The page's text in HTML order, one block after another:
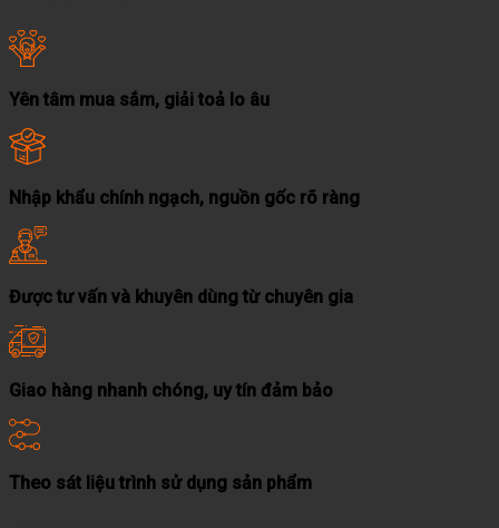
Yên tâm mua sắm, giải toả lo âu
Nhập khẩu chính ngạch, nguồn gốc rõ ràng
Được tư vấn và khuyên dùng từ chuyên gia
Giao hàng nhanh chóng, uy tín đảm bảo
Theo sát liệu trình sử dụng sản phẩm